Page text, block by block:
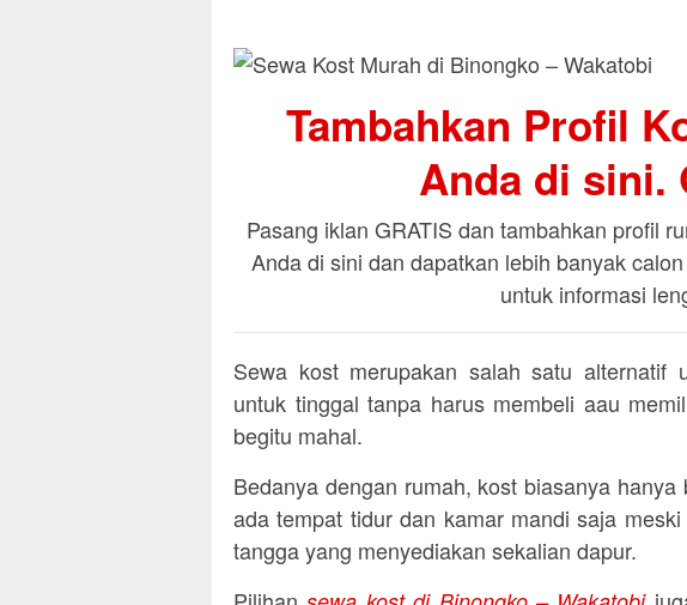
Tambahkan Profil
Anda di sini.
Pasang iklan GRATIS dan tambahkan profil
Anda di sini dan dapatkan lebih banyak
untuk informasi
Sewa kost merupakan salah satu alternatif
untuk tinggal tanpa harus membeli aau
begitu mahal.
Bedanya dengan rumah, kost biasanya
ada tempat tidur dan kamar mandi saja
tangga yang menyediakan sekalian dapur.